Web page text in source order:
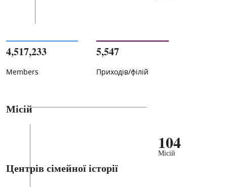
4,517,233
Members
5,547
Приходів/філій
Місій
104
Місій
Центрів сімейної історії